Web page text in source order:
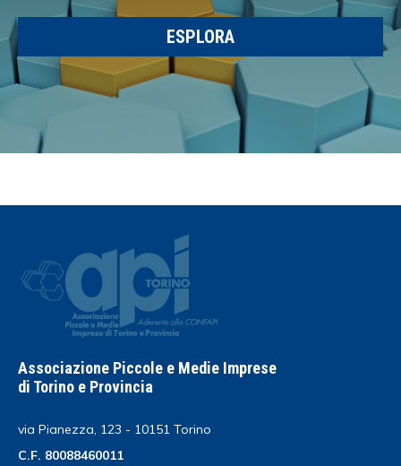
ESPLORA
Associazione Piccole e Medie Imprese
di Torino e Provincia
via Pianezza, 123 - 10151 Torino
C.F. 80088460011